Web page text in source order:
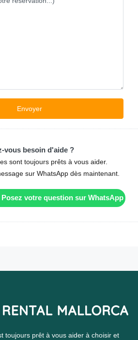
vous besoin d'aide ?
sont toujours prêts à vous aider.
sur WhatsApp dès maintenant.
Posez votre question sur WhatsApp
toujours prêt à vous aider à choisir et